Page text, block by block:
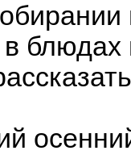
блюдах